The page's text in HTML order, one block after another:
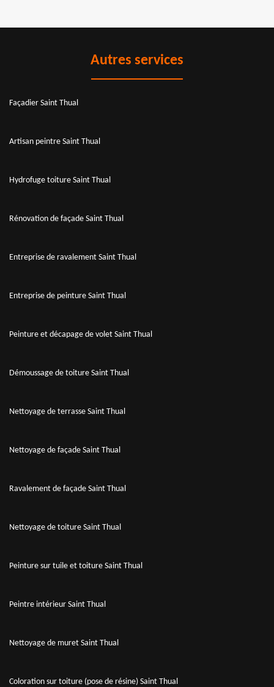
Autres services
Façadier Saint Thual
Artisan peintre Saint Thual
Hydrofuge toiture Saint Thual
Rénovation de façade Saint Thual
Entreprise de ravalement Saint Thual
Entreprise de peinture Saint Thual
Peinture et décapage de volet Saint Thual
Démoussage de toiture Saint Thual
Nettoyage de terrasse Saint Thual
Nettoyage de façade Saint Thual
Ravalement de façade Saint Thual
Nettoyage de toiture Saint Thual
Peinture sur tuile et toiture Saint Thual
Peintre intérieur Saint Thual
Nettoyage de muret Saint Thual
Coloration sur toiture (pose de résine) Saint Thual